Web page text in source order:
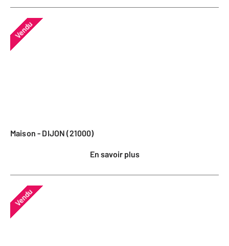
Vendu
Maison - DIJON (21000)
En savoir plus
Vendu